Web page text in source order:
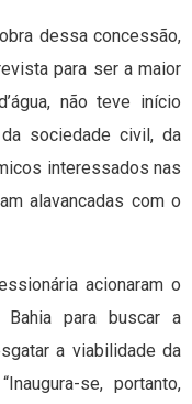
dessa concessão,
para ser a maior
não teve início
sociedade civil, da
interessados nas
alavancadas com o
acionaram o
para buscar a
a viabilidade da
se, portanto,